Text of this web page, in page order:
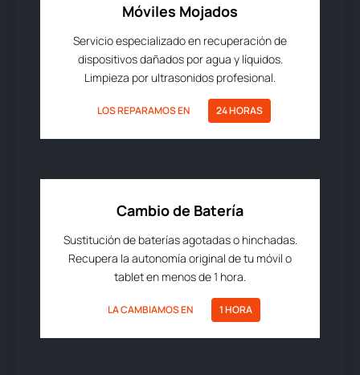
Móviles Mojados
Servicio especializado en recuperación de
dispositivos dañados por agua y líquidos.
Limpieza por ultrasonidos profesional.
LOS REPARAMOS EN 24 HORAS
Cambio de Batería
Sustitución de baterías agotadas o hinchadas.
Recupera la autonomía original de tu móvil o
tablet en menos de 1 hora.
LA CAMBIAMOS EN 1 HORA